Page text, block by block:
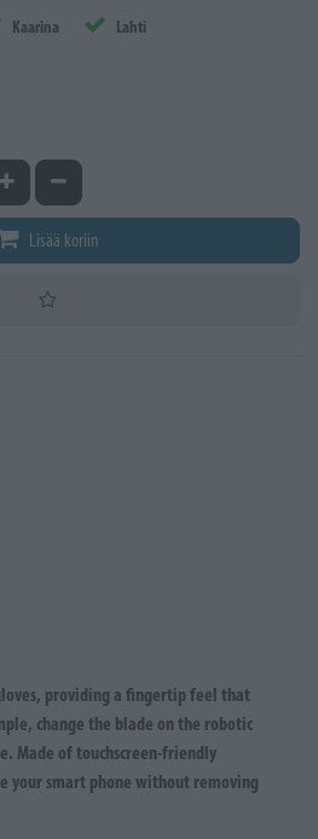
Kaarina
Lahti
Kasvata määrääVähennä määrää
Lisää koriin
providing a fingertip feel that
change the blade on the robotic
Made of touchscreen-friendly
your smart phone without removing